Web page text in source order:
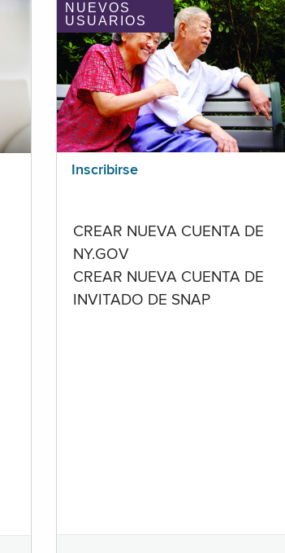
NUEVOS
USUARIOS
Inscribirse
CREAR NUEVA CUENTA DE
NY.GOV
CREAR NUEVA CUENTA DE
INVITADO DE SNAP